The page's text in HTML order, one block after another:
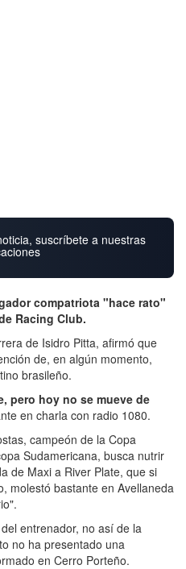
suscríbete a nuestras
compatriota "hace rato"
Racing Club.
de Isidro Pitta, afirmó que
de, en algún momento,
brasileño.
pero hoy no se mueve de
en charla con radio 1080.
campeón de la Copa
Sudamericana, busca nutrir
de Maxi a River Plate, que si
molestó bastante en Avellaneda
entrenador, no así de la
no ha presentado una
en Cerro Porteño.